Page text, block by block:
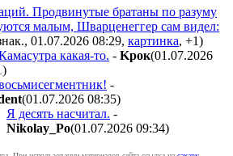
Продвинутые братаны по разуму
малым, Шварценеггер сам видел:
01.07.2026 08:29, картинка, +1)
какая-то. - Kpoк(01.07.2026
)
-
(01.07.2026 08:35)
Я десять насчитал. -
Nikolay_Po(01.07.2026 09:34)